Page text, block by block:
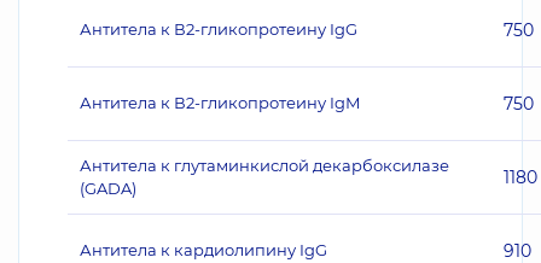
Антитела к В2-гликопротеину IgG 750
Антитела к В2-гликопротеину IgМ 750
Антитела к глутаминкислой декарбоксилазе
(GADA)
1180
Антитела к кардиолипину IgG 910